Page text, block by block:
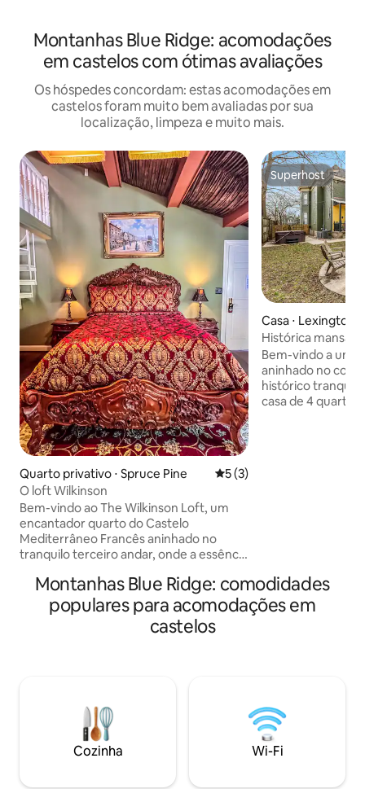
Montanhas Blue Ridge: acomodações
em castelos com ótimas avaliações
Os hóspedes concordam: estas acomodações em
castelos foram muito bem avaliadas por sua
localização, limpeza e muito mais.
Quarto privativo ⋅ Spruce Pine 5 de uma avaliação média
5 (3)
O loft Wilkinson
Bem-vindo ao The Wilkinson Loft, um
encantador quarto do Castelo
Mediterrâneo Francês aninhado no
tranquilo terceiro andar, onde a essência
artisticamente capturada em todos os
detalhes. Este espaçoso retiro acomoda
até quatro hóspedes, oferecendo uma
mistura de conforto, estilo e vistas
desfrutem de uma noite tranquila de
Superhost
Superhost
Casa ⋅ Lexington
Histórica mansão
Bem-vindo a um
aninhado no
histórico
casa de 4 quartos
Montanhas Blue Ridge: comodidades
populares para acomodações em
castelos
Cozinha Wi-Fi